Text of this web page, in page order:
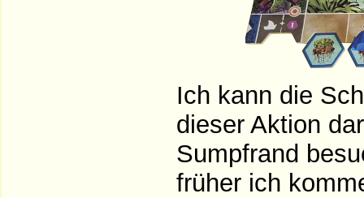
Ich kann die
dieser Aktion
Sumpfrand
früher ich